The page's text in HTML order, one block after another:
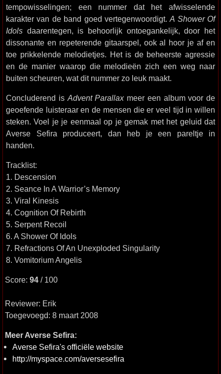
tempowisselingen; een nummer dat het afwisselende
karakter van de band goed vertegenwoordigt.A Shower Of
Idols daarentegen, is behoorlijk ontoegankelijk, door het
dissonante en repeterende gitaarspel, ook al hoor je af en
toe prikkelende melodietjes. Het is de beheerste agressie
en de manier waarop die melodieën zich een weg naar
buiten scheuren, wat dit nummer zo leuk maakt.
Concluderend is Advent Parallaxmeer een album voor de
geoefende luisteraar en de mensen die er veel tijd in willen
steken. Voel je je eenmaal op je gemak met het geluid dat
Averse Sefira produceert, dan heb je een pareltje in
handen.
Tracklist:
1. Descension
2. Seance In A Warrior’s Memory
3. Viral Kinesis
4. Cognition Of Rebirth
5. Serpent Recoil
6. A Shower Of Idols
7. Refractions Of An Unexploded Singularity
8. Vomitorium Angelis
Score: 94 / 100
Reviewer: Erik
Toegevoegd: 8 maart 2008
Meer Averse Sefira:
Averse Sefira's officiële website
http://myspace.com/aversesefira